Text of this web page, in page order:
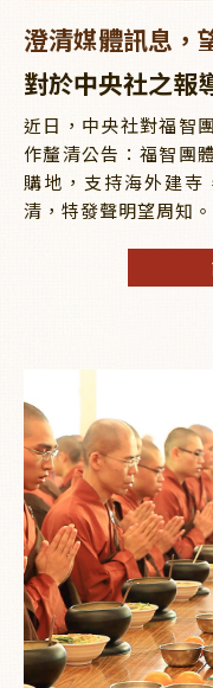
澄清媒體訊息，
對於中央社之報
近日，中央社對福智
作釐清公告：福智團
購地，支持海外建
清，特發聲明望周知。